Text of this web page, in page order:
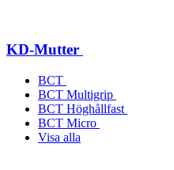
KD-Mutter
BCT
BCT Multigrip
BCT Höghållfast
BCT Micro
Visa alla